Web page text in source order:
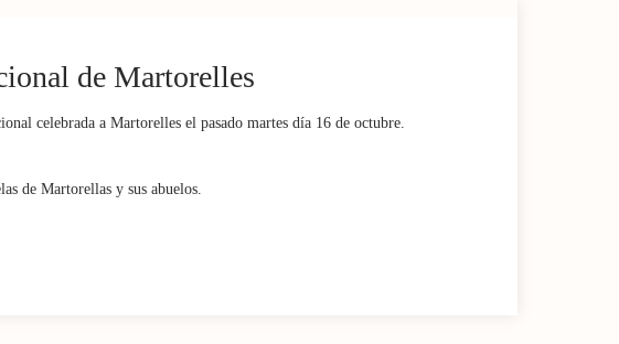
de Martorelles
celebrada a Martorelles el pasado martes día 16 de octubre.
de Martorellas y sus abuelos.